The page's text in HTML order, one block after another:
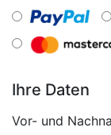
Ihre Daten
Vor- und